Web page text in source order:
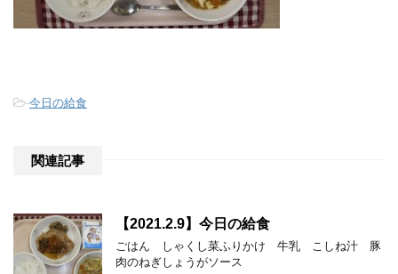
-今日の給食
関連記事
【2021.2.9】今日の給食
ごはん しゃくし菜ふりかけ 牛乳 こしね汁 豚
肉のねぎしょうがソース